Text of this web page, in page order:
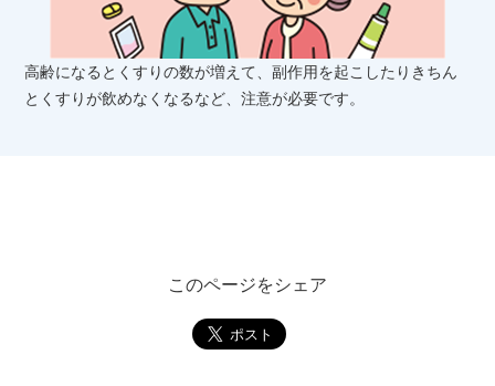
高齢になるとくすりの数が増えて、副作用を起こしたりきちん
とくすりが飲めなくなるなど、注意が必要です。
このページをシェア